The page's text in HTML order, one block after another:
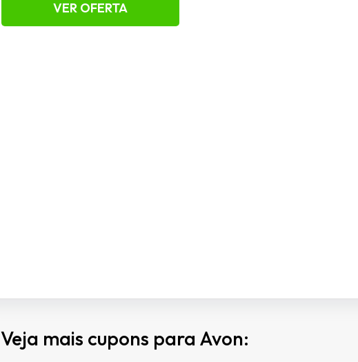
VER OFERTA
Veja mais cupons para Avon: